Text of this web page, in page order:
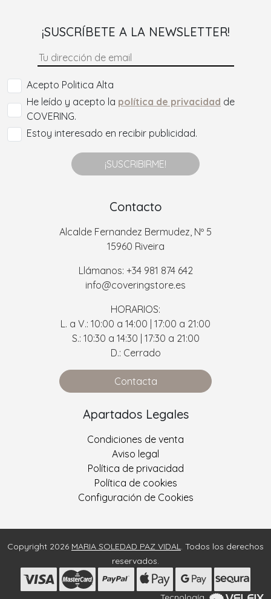
¡SUSCRÍBETE A LA NEWSLETTER!
Acepto Politica Alta
He leído y acepto la política de privacidad de
COVERING.
Estoy interesado en recibir publicidad.
¡SUSCRIBIRME!
Contacto
Alcalde Fernandez Bermudez, Nº 5
15960 Riveira
Llámanos: +34 981 874 642
info@coveringstore.es
HORARIOS:
L. a V.: 10:00 a 14:00 | 17:00 a 21:00
S.: 10:30 a 14:30 | 17:30 a 21:00
D.: Cerrado
Contacta
Apartados Legales
Condiciones de venta
Aviso legal
Política de privacidad
Política de cookies
Configuración de Cookies
Copyright 2026 MARIA SOLEDAD PAZ VIDAL. Todos los derechos
reservados.